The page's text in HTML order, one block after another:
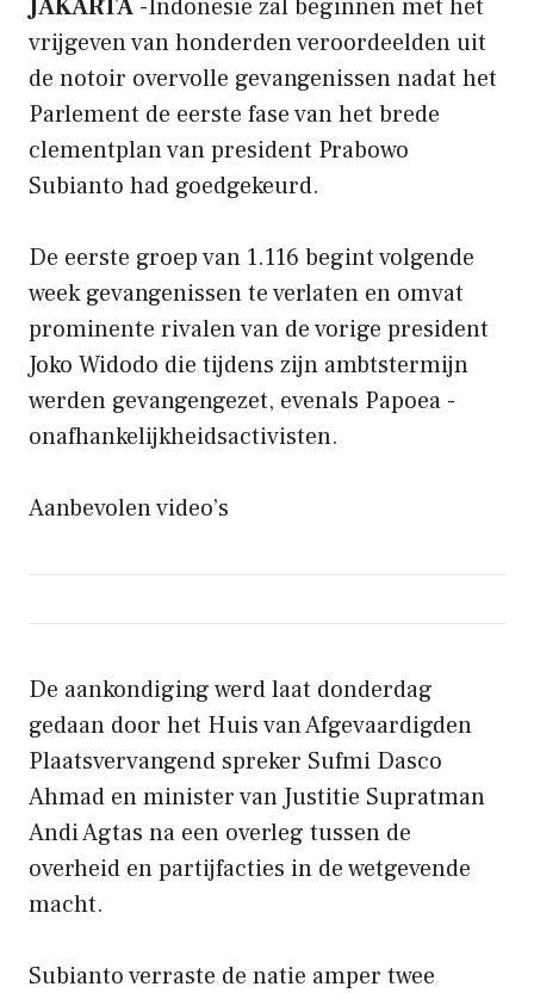
JAKARTA -Indonesië zal beginnen met het
vrijgeven van honderden veroordeelden uit
de notoir overvolle gevangenissen nadat het
Parlement de eerste fase van het brede
clementplan van president Prabowo
Subianto had goedgekeurd.
De eerste groep van 1.116 begint volgende
week gevangenissen te verlaten en omvat
prominente rivalen van de vorige president
Joko Widodo die tijdens zijn ambtstermijn
werden gevangengezet, evenals Papoea -
onafhankelijkheidsactivisten.
Aanbevolen video’s
De aankondiging werd laat donderdag
gedaan door het Huis van Afgevaardigden
Plaatsvervangend spreker Sufmi Dasco
Ahmad en minister van Justitie Supratman
Andi Agtas na een overleg tussen de
overheid en partijfacties in de wetgevende
macht.
Subianto verraste de natie amper twee